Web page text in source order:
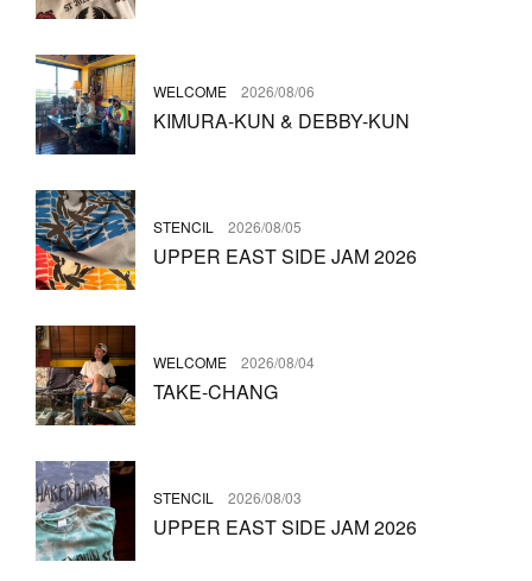
WELCOME 2026/08/06
KIMURA-KUN & DEBBY-KUN
STENCIL 2026/08/05
UPPER EAST SIDE JAM 2026
WELCOME 2026/08/04
TAKE-CHANG
STENCIL 2026/08/03
UPPER EAST SIDE JAM 2026